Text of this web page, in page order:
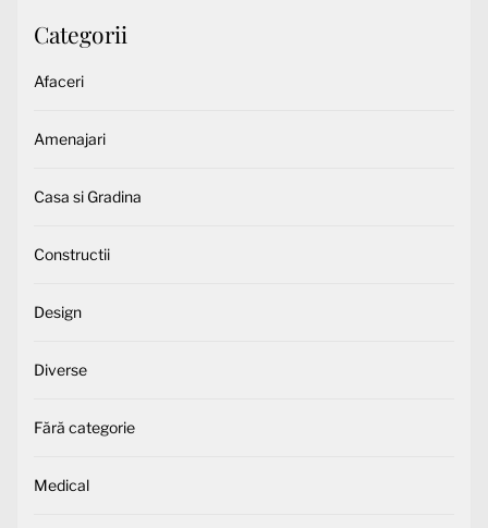
Categorii
Afaceri
Amenajari
Casa si Gradina
Constructii
Design
Diverse
Fără categorie
Medical